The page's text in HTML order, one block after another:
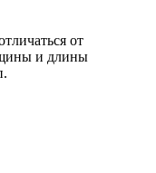
от
и длины